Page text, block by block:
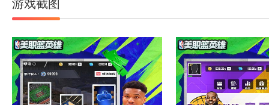
游戏截图